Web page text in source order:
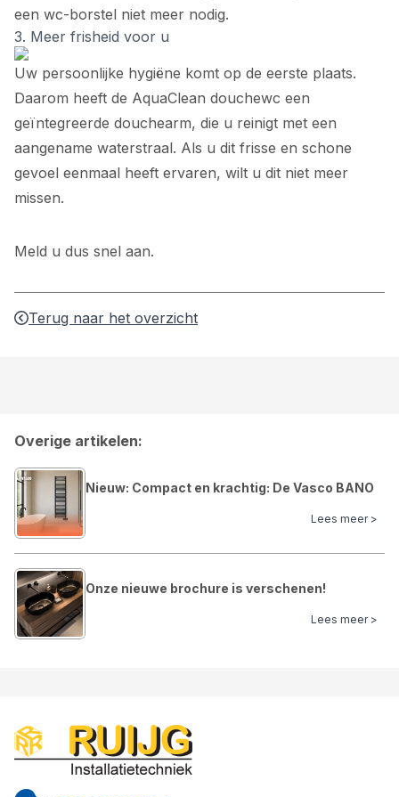
een wc-borstel niet meer nodig.
3. Meer frisheid voor u
Uw persoonlijke hygiëne komt op de eerste plaats.
Daarom heeft de AquaClean douchewc een
geïntegreerde douchearm, die u reinigt met een
aangename waterstraal. Als u dit frisse en schone
gevoel eenmaal heeft ervaren, wilt u dit niet meer
missen.
Meld u dus snel aan.
Terug naar het overzicht
Overige artikelen:
Nieuw: Compact en krachtig: De Vasco BANO
Lees meer >
Onze nieuwe brochure is verschenen!
Lees meer >